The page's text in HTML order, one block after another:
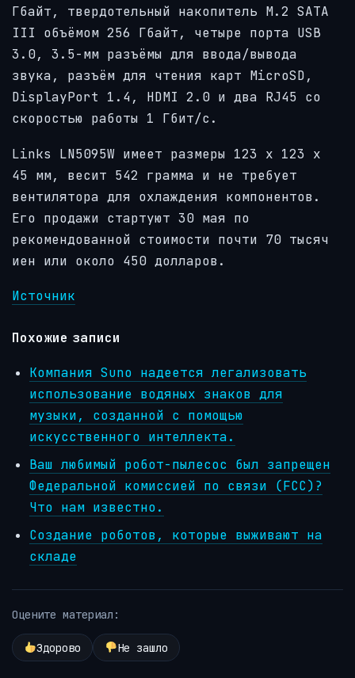
Гбайт, твердотельный накопитель M.2 SATA
III объёмом 256 Гбайт, четыре порта USB
3.0, 3.5-мм разъёмы для ввода/вывода
звука, разъём для чтения карт MicroSD,
DisplayPort 1.4, HDMI 2.0 и два RJ45 со
скоростью работы 1 Гбит/с.
Links LN5095W имеет размеры 123 x 123 x
45 мм, весит 542 грамма и не требует
вентилятора для охлаждения компонентов.
Его продажи стартуют 30 мая по
рекомендованной стоимости почти 70 тысяч
иен или около 450 долларов.
Источник
Похожие записи
Компания Suno надеется легализовать
использование водяных знаков для
музыки, созданной с помощью
искусственного интеллекта.
Ваш любимый робот-пылесос был запрещен
Федеральной комиссией по связи (FCC)?
Что нам известно.
Создание роботов, которые выживают на
складе
Оцените материал:
Здорово Не зашло